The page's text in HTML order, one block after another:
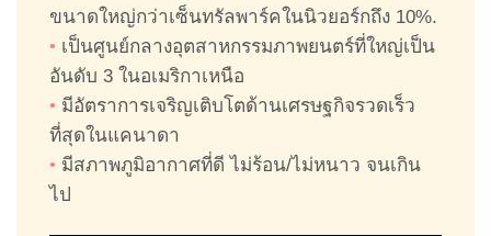
ขนาดใหญ่กว่าเซ็นทรัลพาร์คในนิวยอร์กถึง 10%.
• เป็นศูนย์กลางอุตสาหกรรมภาพยนตร์ที่ใหญ่เป็น
อันดับ 3 ในอเมริกาเหนือ
• มีอัตราการเจริญเติบโตด้านเศรษฐกิจรวดเร็ว
ที่สุดในแคนาดา
• มีสภาพภูมิอากาศที่ดี ไม่ร้อน/ไม่หนาว จนเกิน
ไป